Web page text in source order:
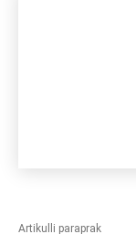
Artikulli paraprak